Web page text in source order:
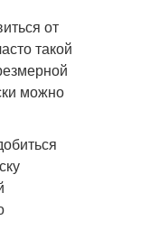
от
такой
можно